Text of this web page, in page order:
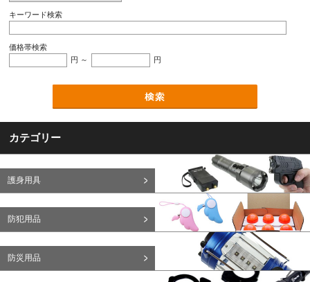
キーワード検索
価格帯検索
円 ～
円
カテゴリー
護身用具
防犯用品
防災用品